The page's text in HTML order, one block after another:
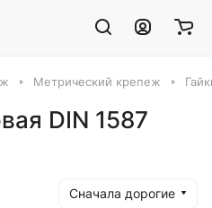
Метрический крепеж
DIN 1587
Сначала дорогие